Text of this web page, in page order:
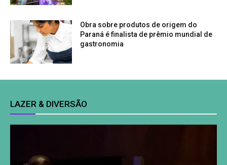
Obra sobre produtos de origem do
Paraná é finalista de prêmio mundial de
gastronomia
LAZER & DIVERSÃO